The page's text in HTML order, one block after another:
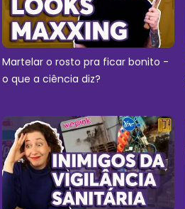
Martelar o rosto pra ficar bonito -
o que a ciência diz?